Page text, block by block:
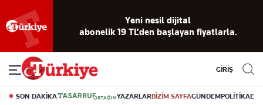
Yeni nesil dijital
abonelik 19 TL’den başlayan fiyatlarla.
GİRİŞ
SON DAKİKA YAZARLARBİZİM SAYFAGÜNDEMPOLİTİKA